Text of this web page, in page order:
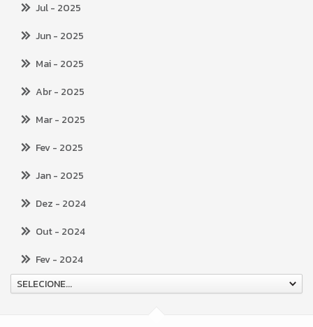
Jul- 2025
Jun- 2025
Mai- 2025
Abr- 2025
Mar- 2025
Fev- 2025
Jan- 2025
Dez - 2024
Out- 2024
Fev- 2024
SELECIONE...